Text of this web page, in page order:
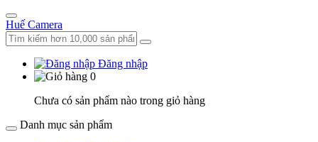
Huế Camera
Đăng nhập
0
Chưa có sản phẩm nào trong giỏ hàng
Danh mục sản phẩm